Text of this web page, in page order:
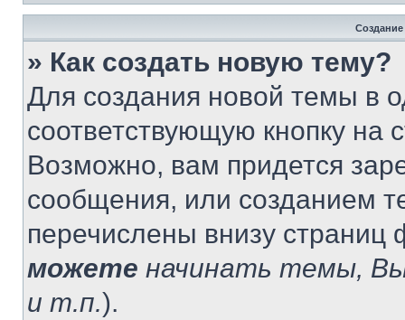
» Как создать новую тему?
Для создания новой темы в
соответствующую кнопку
Возможно, вам придется
сообщения, или созданием
перечислены внизу
можете начинать темы,
и т.п.).